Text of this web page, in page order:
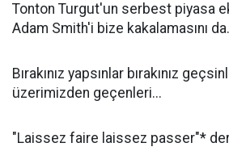
Tonton Turgut'un serbest piyasa
Adam Smith'i bize kakalamasını da.
Bırakınız yapsınlar bırakınız
üzerimizden geçenleri...
"Laissez faire laissez passer"*